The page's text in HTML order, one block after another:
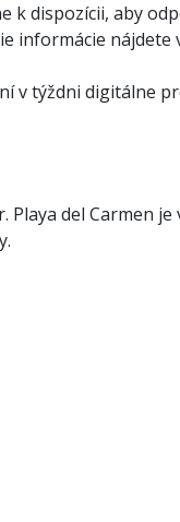
k dispozícii, aby
informácie nájdete
v týždni digitálne
del Carmen